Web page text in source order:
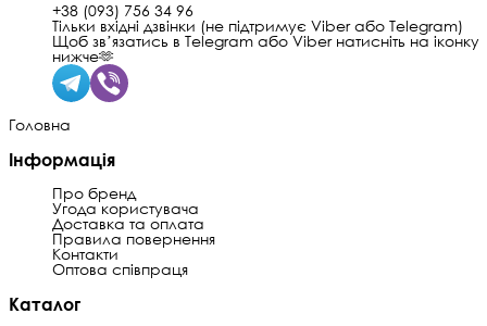
+38 (093) 756 34 96
Тільки вхідні дзвінки (не підтримує Viber або Telegram)
Щоб звʼязатись в Telegram або Viber натисніть на іконку
нижче🫶
Головна
Інформація
Про бренд
Угода користувача
Доставка та оплата
Правила повернення
Контакти
Оптова співпраця
Каталог